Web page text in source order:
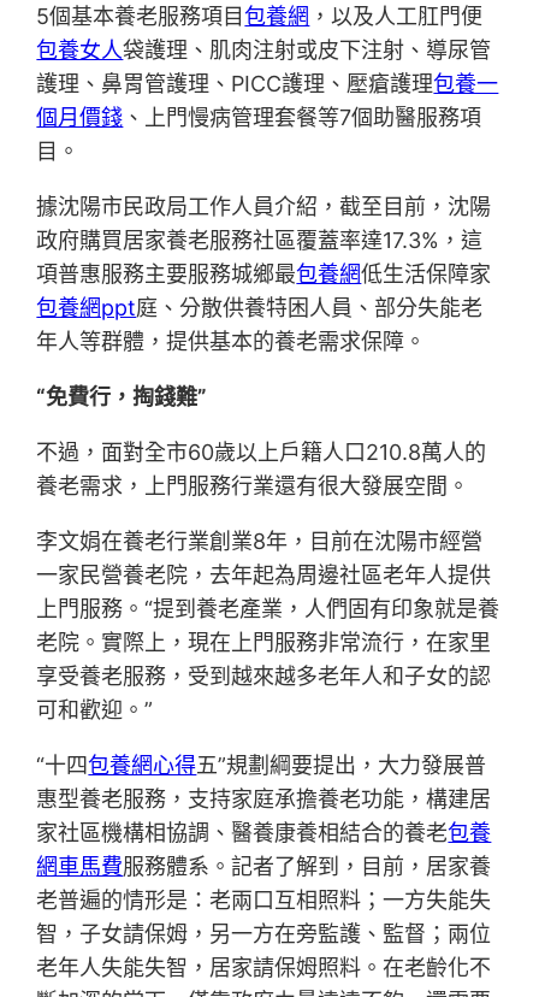
5個基本養老服務項目包養網 ，以及人工肛門便
包養女人袋護理、肌肉注射或皮下注射、導尿管
護理、鼻胃管護理、PICC護理、壓瘡護理包養一
個月價錢 、上門慢病管理套餐等7個助醫服務項
目。
據沈陽市民政局工作人員介紹，截至目前，沈陽
政府購買居家養老服務社區覆蓋率達17.3%，這
項普惠服務主要服務城鄉最包養網低生活保障家
包養網ppt庭、分散供養特困人員、部分失能老
年人等群體，提供基本的養老需求保障。
“免費行，掏錢難”
不過，面對全市60歲以上戶籍人口210.8萬人的
養老需求，上門服務行業還有很大發展空間。
李文娟在養老行業創業8年，目前在沈陽市經營
一家民營養老院，去年起為周邊社區老年人提供
上門服務。“提到養老產業，人們固有印象就是養
老院。實際上，現在上門服務非常流行，在家里
享受養老服務，受到越來越多老年人和子女的認
可和歡迎。”
“十四包養網心得五”規劃綱要提出，大力發展普
惠型養老服務，支持家庭承擔養老功能，構建居
家社區機構相協調、醫養康養相結合的養老包養
網車馬費服務體系。記者了解到，目前，居家養
老普遍的情形是：老兩口互相照料；一方失能失
智，子女請保姆，另一方在旁監護、監督；兩位
老年人失能失智，居家請保姆照料。在老齡化不